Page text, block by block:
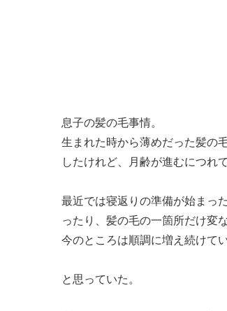
息子の髪の毛事情。
生まれた時から薄めだった髪の
したけれど、月齢が進むにつれ
最近では寝返りの準備が始まっ
ったり、髪の毛の一箇所だけ変
今のところは順調に増え続けてい
と思っていた。